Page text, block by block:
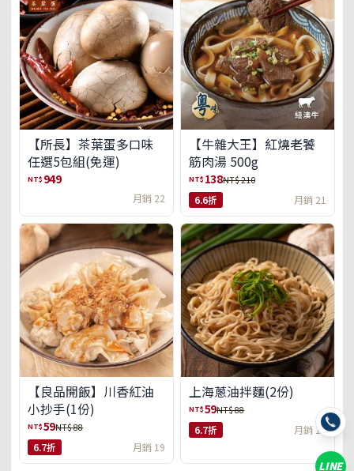
【所長】茶葉蛋多口味
任選5包組(免運)
NT$ 949
月銷 22
【牛雜大王】紅燒老饕
筋肉湯 500g
NT$ 138NT$ 210
6.6折 月銷 21
【良品開飯】川香紅油
小抄手(1份)
NT$59NT$ 88
6.7折 月銷 19
上海蔥油拌麵(2份)
NT$59NT$ 88
6.7折 月銷 18
LINE